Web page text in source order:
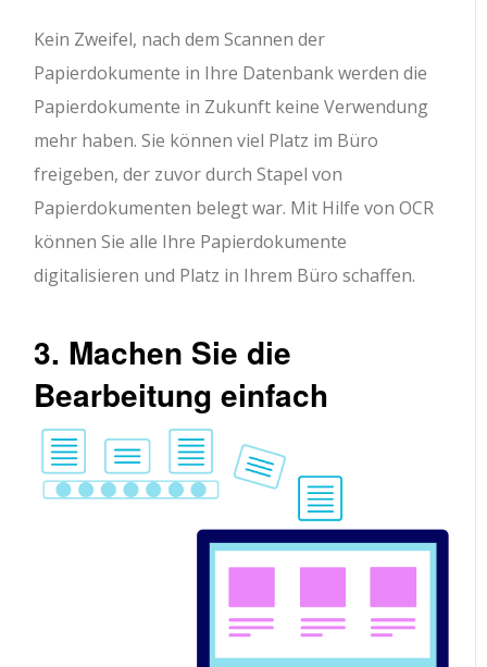
Kein Zweifel, nach dem Scannen der
Papierdokumente in Ihre Datenbank werden die
Papierdokumente in Zukunft keine Verwendung
mehr haben. Sie können viel Platz im Büro
freigeben, der zuvor durch Stapel von
Papierdokumenten belegt war. Mit Hilfe von OCR
können Sie alle Ihre Papierdokumente
digitalisieren und Platz in Ihrem Büro schaffen.
3. Machen Sie die
Bearbeitung einfach